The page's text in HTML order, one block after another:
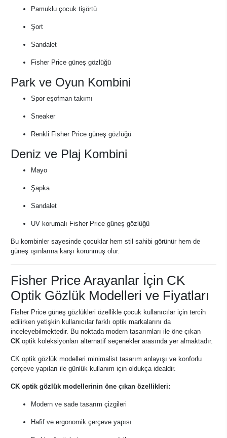
Pamuklu çocuk tişörtü
Şort
Sandalet
Fisher Price güneş gözlüğü
Park ve Oyun Kombini
Spor eşofman takımı
Sneaker
Renkli Fisher Price güneş gözlüğü
Deniz ve Plaj Kombini
Mayo
Şapka
Sandalet
UV korumalı Fisher Price güneş gözlüğü
Bu kombinler sayesinde çocuklar hem stil sahibi görünür hem de
güneş ışınlarına karşı korunmuş olur.
Fisher Price Arayanlar İçin CK
Optik Gözlük Modelleri ve Fiyatları
Fisher Price güneş gözlükleri özellikle çocuk kullanıcılar için tercih
edilirken yetişkin kullanıcılar farklı optik markalarını da
inceleyebilmektedir. Bu noktada modern tasarımları ile öne çıkan
CK optik koleksiyonları alternatif seçenekler arasında yer almaktadır.
CK optik gözlük modelleri minimalist tasarım anlayışı ve konforlu
çerçeve yapıları ile günlük kullanım için oldukça idealdir.
CK optik gözlük modellerinin öne çıkan özellikleri:
Modern ve sade tasarım çizgileri
Hafif ve ergonomik çerçeve yapısı